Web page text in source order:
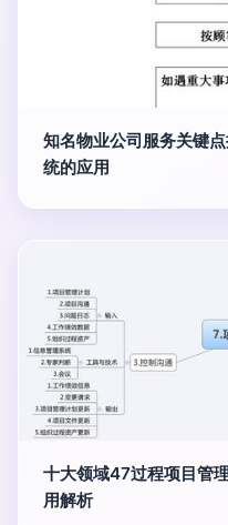
知名物业公司服务关键
统的应用
十大领域47过程项目管
用解析